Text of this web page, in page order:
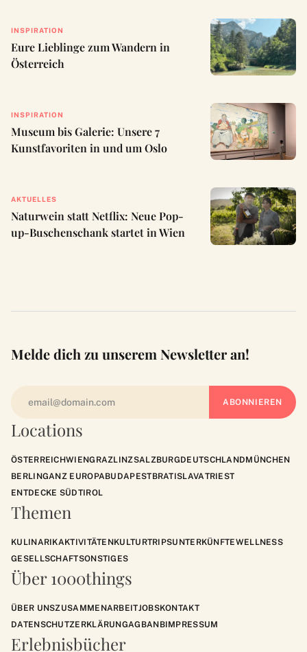
INSPIRATION
Eure Lieblinge zum Wandern in
Österreich
INSPIRATION
Museum bis Galerie: Unsere 7
Kunstfavoriten in und um Oslo
AKTUELLES
Naturwein statt Netflix: Neue Pop-
up-Buschenschank startet in Wien
Locations
ÖSTERREICHWIENGRAZLINZSALZBURGDEUTSCHLANDMÜNCHEN
BERLINGANZ EUROPABUDAPESTBRATISLAVATRIEST
ENTDECKE SÜDTIROL
Themen
KULINARIKAKTIVITÄTENKULTURTRIPSUNTERKÜNFTEWELLNESS
GESELLSCHAFTSONSTIGES
Über 1000things
ÜBER UNSZUSAMMENARBEITJOBSKONTAKT
DATENSCHUTZERKLÄRUNGAGBANBIMPRESSUM
Erlebnisbücher
Melde dich zu unserem Newsletter an!